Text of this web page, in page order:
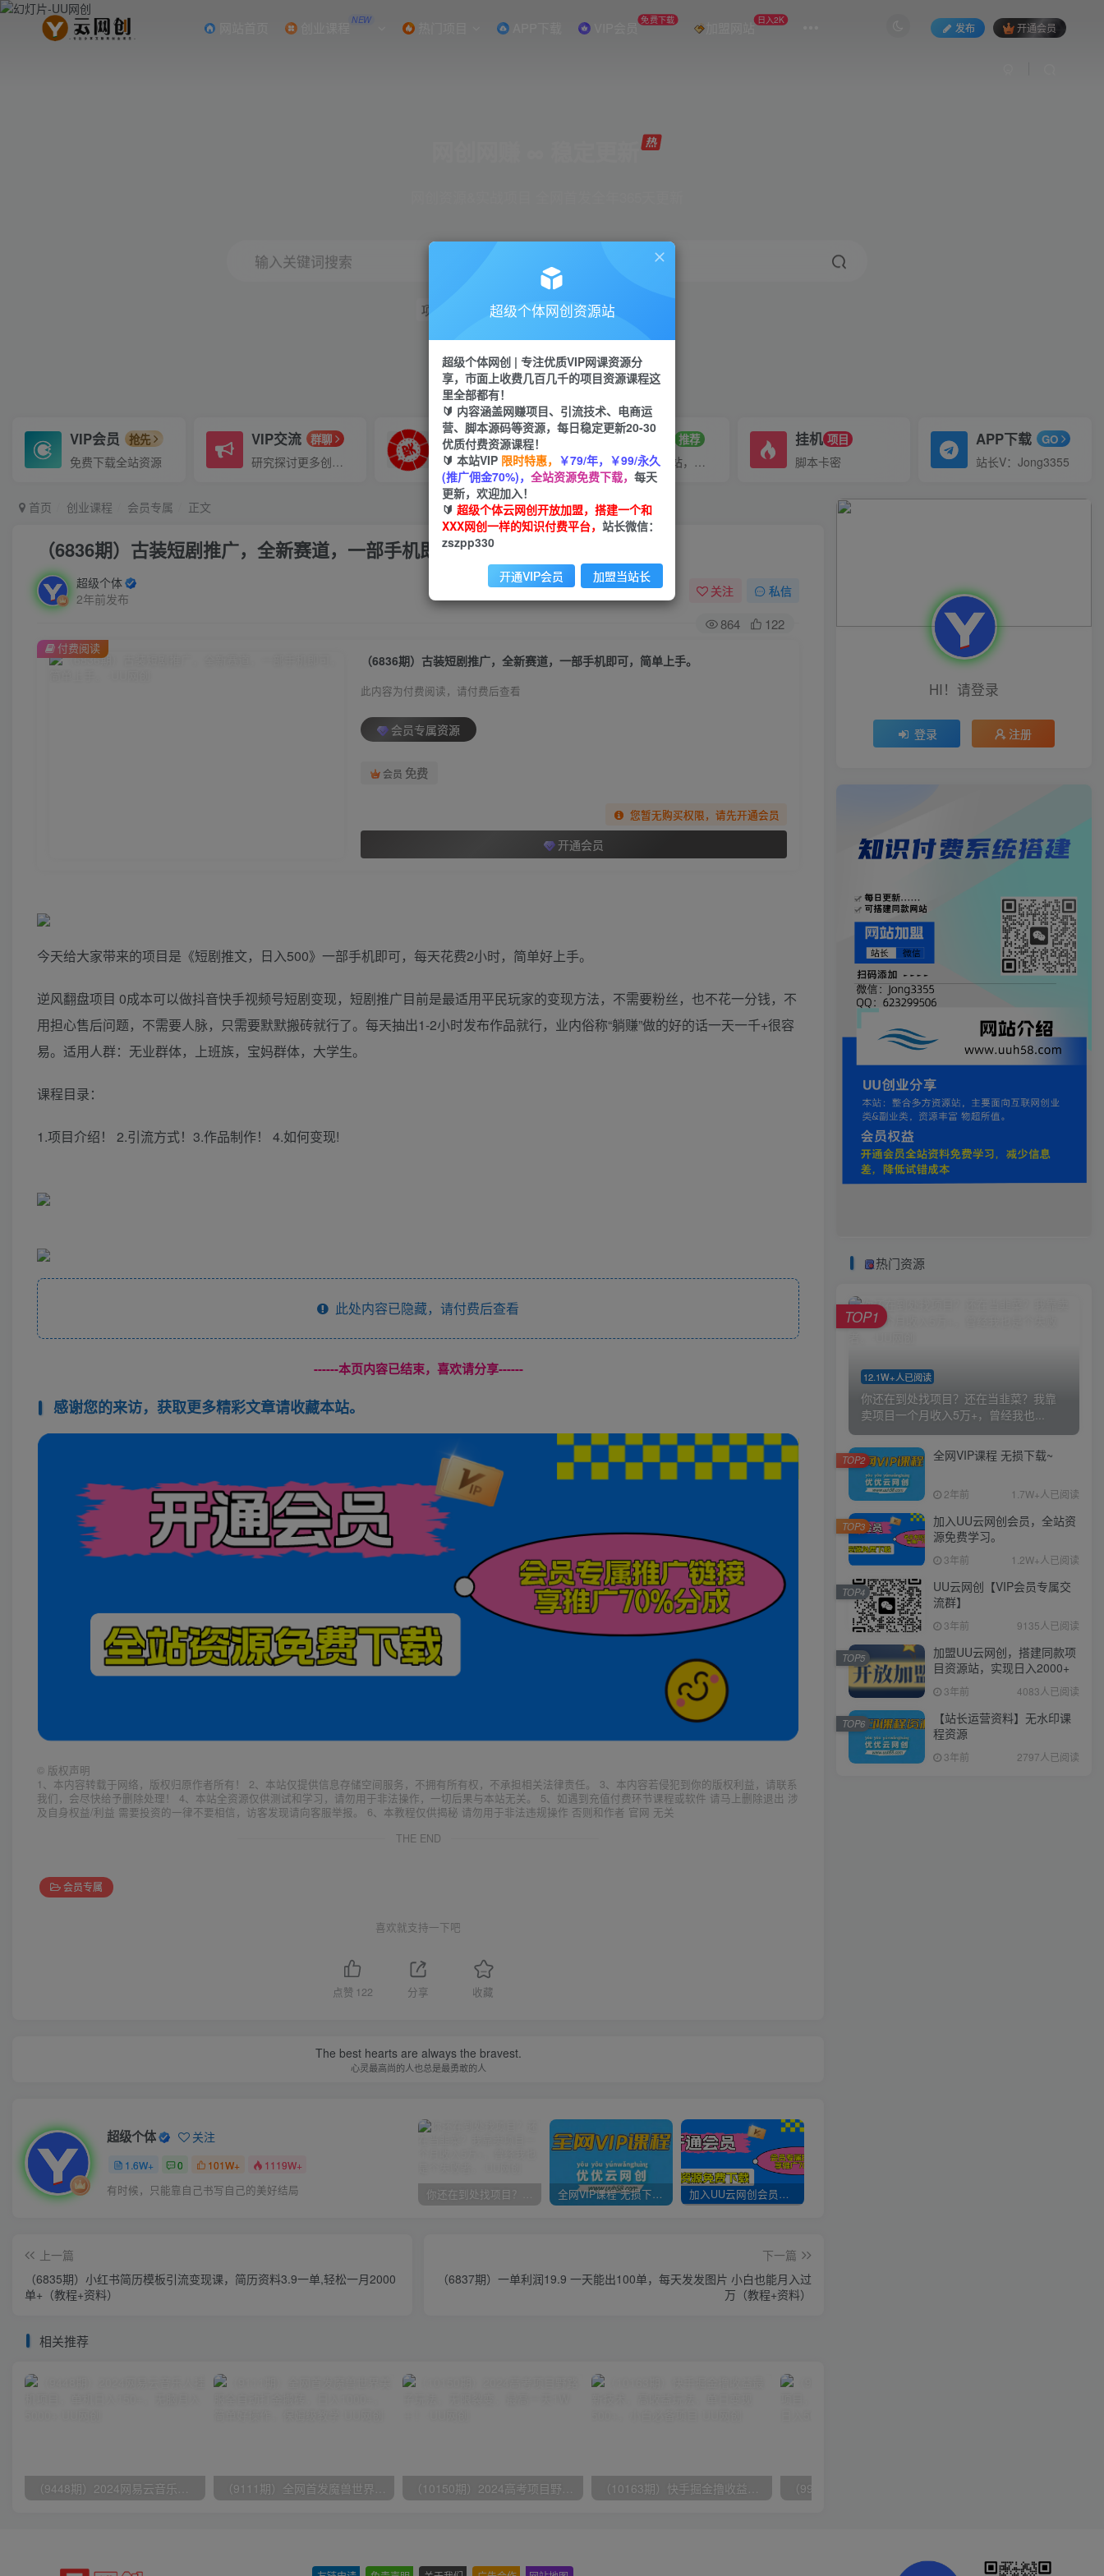
创业课程 NEW 热门项目 APP下载 VIP会员 免费下载 加盟网站 日入2K
发布 开通会员
输入关键词搜索
项目 引流 短视频 小红书
VIP会员 抢先
免费下载全站资源
VIP交流 群聊
研究探讨更多创业项目路子。
VIP推广
70%分佣
会员专属推广链接
招募站长 推荐
搭建同款网站，自己当老板
挂机 项目
脚本卡密
APP下载 GO
站长V：Jong3355
首页 创业课程 会员专属 正文
（6836期）古装短剧推广，全新赛道，一部手机即可，简单上手。
超级个体
2年前发布
关注 私信
864 122
（6836期）古装短剧推广，全新赛道，一部手机即可，简单上手。
此内容为付费阅读，请付费后查看
会员专属资源
会员 免费
您暂无购买权限，请先开通会员
开通会员
付费阅读
今天给大家带来的项目是《短剧推文，日入500》一部手机即可，每天花费2小时，简单好上手。
逆风翻盘项目 0成本可以做抖音快手视频号短剧变现，短剧推广目前是最适用平民玩家的变现方法，不需要粉丝，也不花一分钱，不
用担心售后问题，不需要人脉，只需要默默搬砖就行了。每天抽出1-2小时发布作品就行，业内俗称“躺赚”做的好的话一天一千+很容
易。适用人群：无业群体，上班族，宝妈群体，大学生。
课程目录：
1.项目介绍！ 2.引流方式！3.作品制作！ 4.如何变现!
此处内容已隐藏，请付费后查看
------本页内容已结束，喜欢请分享------
感谢您的来访，获取更多精彩文章请收藏本站。
© 版权声明
1、本内容转载于网络，版权归原作者所有！ 2、本站仅提供信息存储空间服务，不拥有所有权，不承担相关法律责任。 3、本内容若侵犯到你的版权利益，请联系
我们，会尽快给予删除处理！ 4、本站全资源仅供测试和学习，请勿用于非法操作，一切后果与本站无关。 5、如遇到充值付费环节课程或软件 请马上删除退出 涉
及自身权益/利益 需要投资的一律不要相信，访客发现请向客服举报。 6、本教程仅供揭秘 请勿用于非法违规操作 否则和作者 官网 无关
THE END
会员专属
喜欢就支持一下吧
点赞 122 分享 收藏
The best hearts are always the bravest.
心灵最高尚的人也总是最勇敢的人
超级个体 关注
1.6W+ 0 101W+ 1119W+
有时候，只能靠自己书写自己的美好结局 你还在到处找项目？还在当韭菜？我靠卖项目一个月收入5万+，曾经我也是个失败者。 全网VIP课程 无损下载~ 加入UU云网创会员，全站资源免费学习。
上一篇
（6835期）小红书简历模板引流变现课，简历资料3.9一单,轻松一月2000
单+（教程+资料）
下一篇
（6837期）一单利润19.9 一天能出100单，每天发发图片 小白也能月入过
万（教程+资料）
相关推荐
（9448期）2024网易云音乐人挂机项目，单机日入150+，无脑月入5000+ （9111期）全网首发魔兽世界美服全自动打金搬砖，日入1000+，简单好操作，保姆级教学 （10150期）2024高考项目野路子玩法，无限裂变，最高一天1W＋！ （10163期）快手掘金撸收益最新技术，高收益玩法，单日变现500+，小白必备项目
HI！请登录
登录 注册
热门资源
12.1W+人已阅读
你还在到处找项目？还在当韭菜？我靠
卖项目一个月收入5万+，曾经我也...
TOP1
全网VIP课程 无损下载~
2年前 1.7W+人已阅读
TOP2
加入UU云网创会员，全站资
源免费学习。
3年前 1.2W+人已阅读
TOP3
UU云网创【VIP会员专属交
流群】
3年前 9135人已阅读
TOP4
加盟UU云网创，搭建同款项
目资源站，实现日入2000+
3年前 4083人已阅读
TOP5
【站长运营资料】无水印课
程资源
3年前 2797人已阅读
TOP6
超级个体网创资源站
超级个体网创 | 专注优质VIP网课资源分
享，市面上收费几百几千的项目资源课程这
里全部都有！
🔰 内容涵盖网赚项目、引流技术、电商运
营、脚本源码等资源，每日稳定更新20-30
优质付费资源课程！
🔰 本站VIP 限时特惠， ￥79/年，￥99/永久
(推广佣金70%)， 全站资源免费下载， 每天
更新，欢迎加入！
🔰 超级个体云网创开放加盟，搭建一个和
XXX网创一样的知识付费平台， 站长微信：
zszpp330
开通VIP会员 加盟当站长